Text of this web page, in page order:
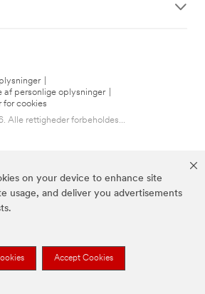
on your device to enhance site
usage, and deliver you advertisements
Accept Cookies
af personlige oplysninger
for cookies
Alle rettigheder forbeholdes...
Yellow™ er varemærker tilhørende 3M.